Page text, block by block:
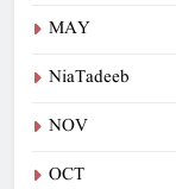
MAY
NiaTadeeb
NOV
OCT